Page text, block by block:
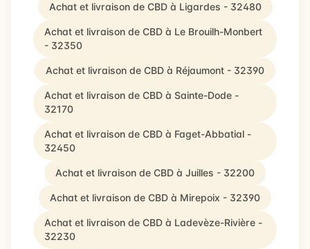
Achat et livraison de CBD à Ligardes - 32480
Achat et livraison de CBD à Le Brouilh-Monbert
- 32350
Achat et livraison de CBD à Réjaumont - 32390
Achat et livraison de CBD à Sainte-Dode -
32170
Achat et livraison de CBD à Faget-Abbatial -
32450
Achat et livraison de CBD à Juilles - 32200
Achat et livraison de CBD à Mirepoix - 32390
Achat et livraison de CBD à Ladevèze-Rivière -
32230